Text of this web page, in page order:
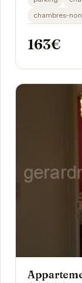
chambres-
163€